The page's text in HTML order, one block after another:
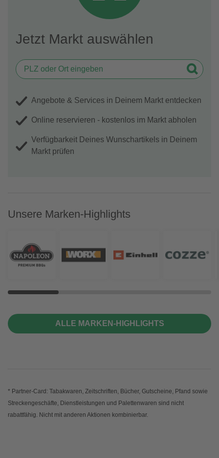
Jetzt Markt auswählen
Angebote & Services in Deinem Markt entdecken
Online reservieren - kostenlos im Markt abholen
Verfügbarkeit Deines Wunschartikels in Deinem
Markt prüfen
Unsere Marken-Highlights
ALLE MARKEN-HIGHLIGHTS
* Partner-Card: Tabakwaren, Zeitschriften, Bücher, Gutscheine, Pfand sowie
Streckengeschäfte, Dienstleistungen und Palettenwaren sind nicht
rabattfähig. Nicht mit anderen Aktionen kombinierbar.